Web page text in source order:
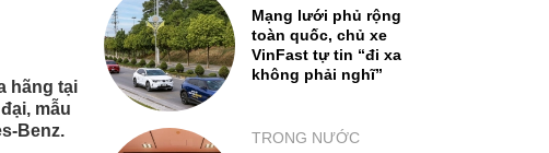
hãng tại
mẫu
Benz.
Mạng lưới phủ rộng
toàn quốc, chủ xe
VinFast tự tin “đi xa
không phải nghĩ”
TRONG NƯỚC